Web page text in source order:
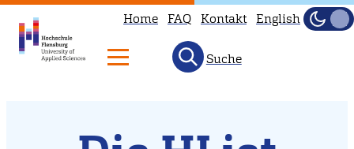
Home FAQ Kontakt English
Hell
Suche